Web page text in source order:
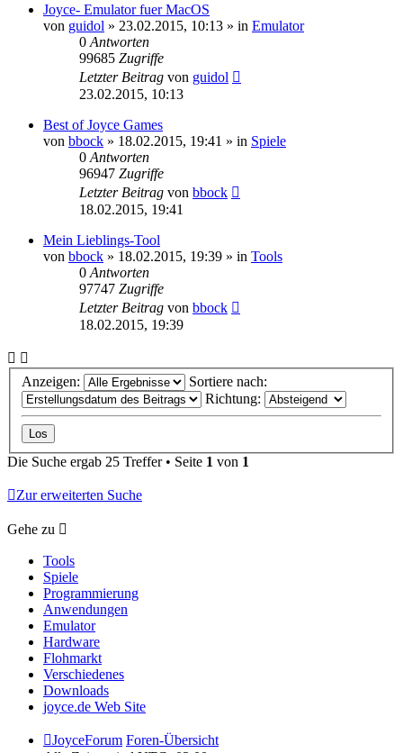
Joyce- Emulator fuer MacOS
von guidol » 23.02.2015, 10:13 » in Emulator
0 Antworten
99685 Zugriffe
Letzter Beitrag von guidol
23.02.2015, 10:13
Best of Joyce Games
von bbock » 18.02.2015, 19:41 » in Spiele
0 Antworten
96947 Zugriffe
Letzter Beitrag von bbock
18.02.2015, 19:41
Mein Lieblings-Tool
von bbock » 18.02.2015, 19:39 » in Tools
0 Antworten
97747 Zugriffe
Letzter Beitrag von bbock
18.02.2015, 19:39
Anzeigen:
Sortiere nach:
Richtung:
Die Suche ergab 25 Treffer • Seite 1 von 1
Zur erweiterten Suche
Gehe zu
Tools
Spiele
Programmierung
Anwendungen
Emulator
Hardware
Flohmarkt
Verschiedenes
Downloads
joyce.de Web Site
JoyceForum Foren-Übersicht